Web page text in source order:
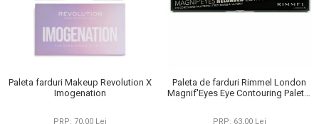
Paleta farduri Makeup Revolution X
Imogenation
PRP: 70,00 Lei
Paleta de farduri Rimmel London
Magnif'Eyes Eye Contouring Palette
PRP: 63,00 Lei